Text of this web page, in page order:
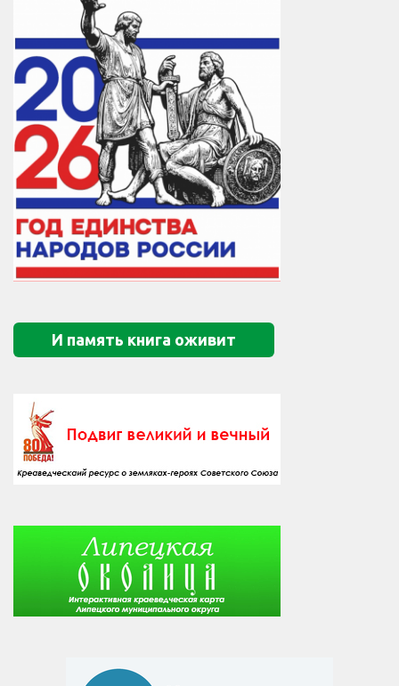
И память книга оживит